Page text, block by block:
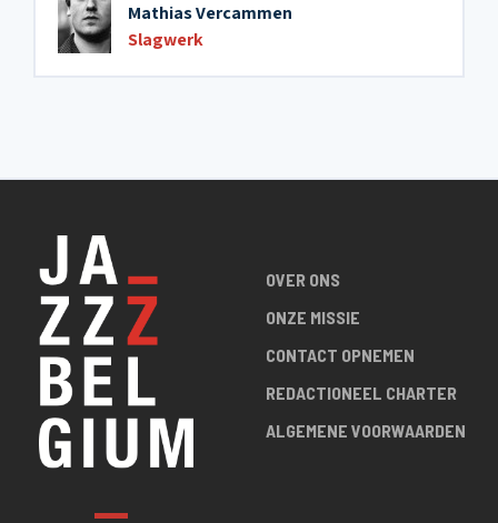
Mathias Vercammen
Slagwerk
OVER ONS
ONZE MISSIE
CONTACT OPNEMEN
REDACTIONEEL CHARTER
ALGEMENE VOORWAARDEN